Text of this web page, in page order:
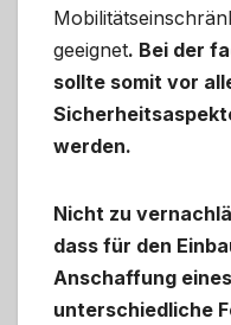
geeignet. Bei der
sollte somit vor
werden.
Nicht zu
dass für den
Anschaffung
unterschiedliche